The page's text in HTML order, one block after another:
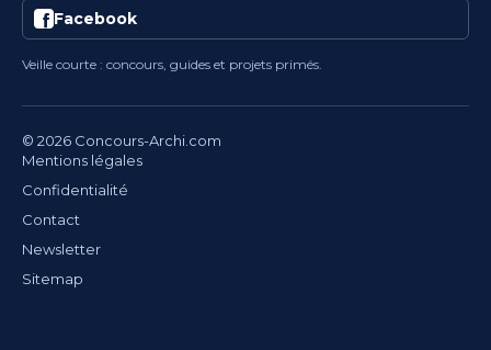
Facebook
Veille courte : concours, guides et projets primés.
© 2026 Concours-Archi.com
Mentions légales
Confidentialité
Contact
Newsletter
Sitemap